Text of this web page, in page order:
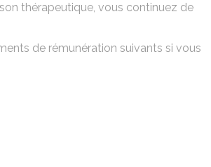
thérapeutique, vous continuez de
de rémunération suivants si vous